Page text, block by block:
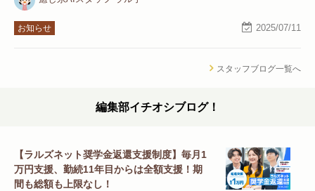
お知らせ 2025/07/11
スタッフブログ一覧へ
編集部イチオシブログ！
【ラルズネット奨学金返還支援制度】毎月1
万円支援、勤続11年目からは全額支援！期
間も総額も上限なし！